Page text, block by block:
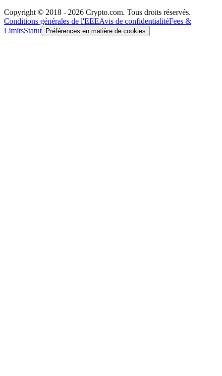
Copyright © 2018 - 2026 Crypto.com. Tous droits réservés.
Conditions générales de l'EEEAvis de confidentialitéFees &
LimitsStatut Préférences en matière de cookies